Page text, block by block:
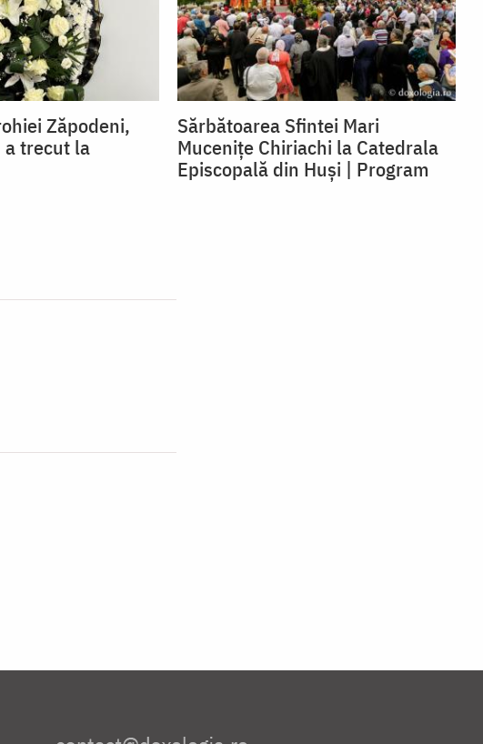
Zăpodeni,
trecut la
Sărbătoarea Sfintei Mari
Mucenițe Chiriachi la Catedrala
Episcopală din Huși | Program